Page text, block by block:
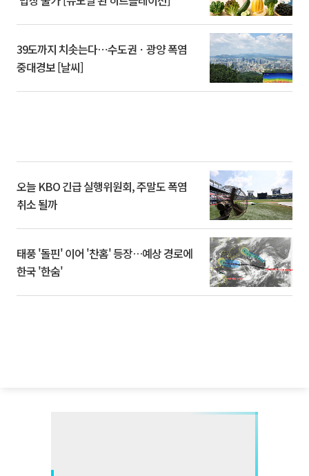
39도까지 치솟는다⋯수도권ㆍ광양 폭염
중대경보 [날씨]
오늘 KBO 긴급 실행위원회, 주말도 폭염
취소 될까
태풍 '돌핀' 이어 '찬홈' 등장…예상 경로에
한국 '한숨'